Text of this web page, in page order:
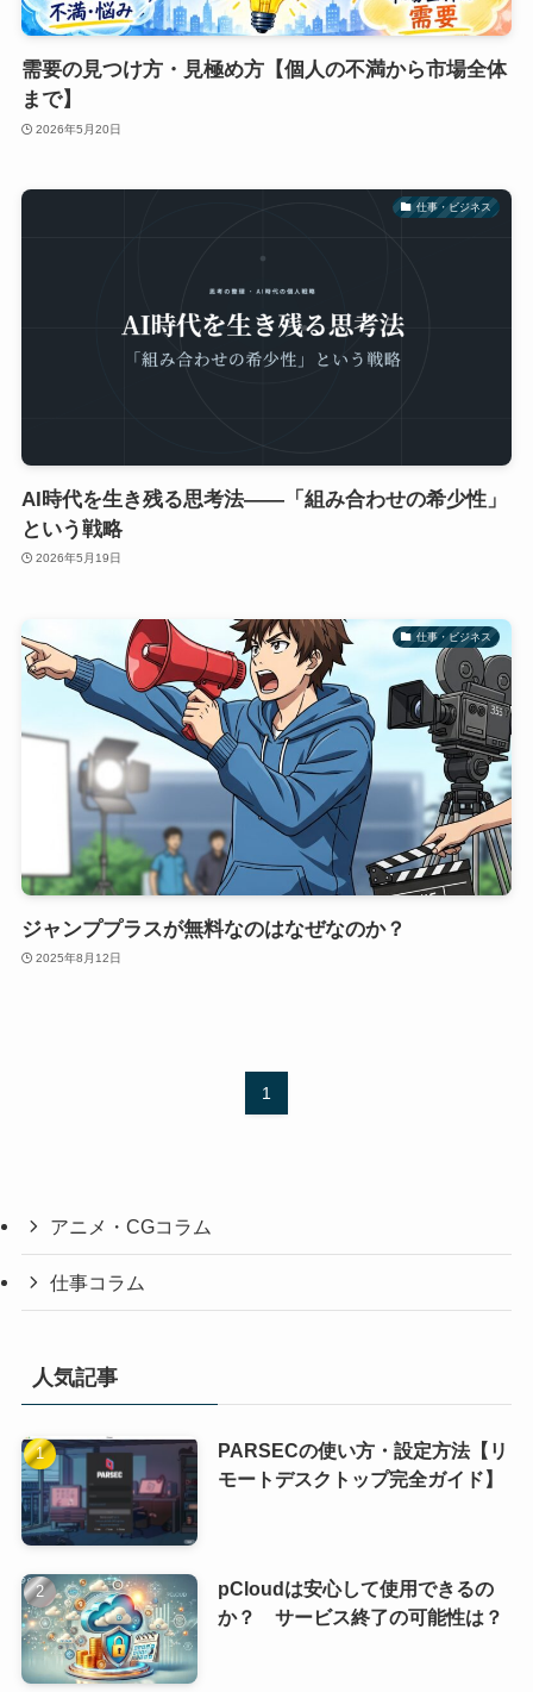
需要の見つけ方・見極め方【個人の不満から市場全体
まで】
2026年5月20日
仕事・ビジネス
AI時代を生き残る思考法——「組み合わせの希少性」
という戦略
2026年5月19日
仕事・ビジネス
ジャンププラスが無料なのはなぜなのか？
2025年8月12日
1
アニメ・CGコラム
仕事コラム
人気記事
PARSECの使い方・設定方法【リ
モートデスクトップ完全ガイド】
pCloudは安心して使用できるの
か？ サービス終了の可能性は？